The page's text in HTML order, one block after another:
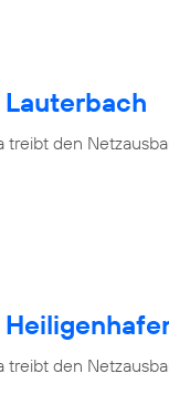
treibt den
treibt den